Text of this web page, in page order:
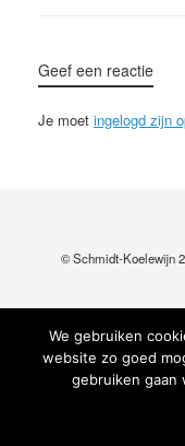
Geef een reactie
Je moet ingelogd zijn
© Schmidt-Koelewijn
We gebruiken
website zo goed
gebruiken gaan